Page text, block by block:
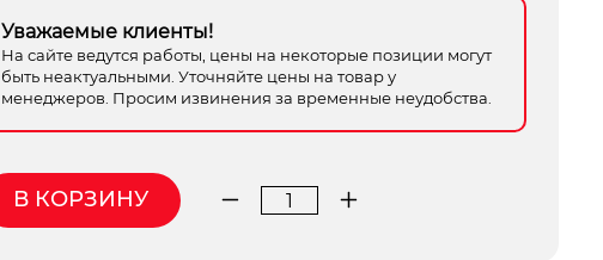
Уважаемые клиенты!
На сайте ведутся работы, цены на некоторые позиции могут
быть неактуальными. Уточняйте цены на товар у
менеджеров. Просим извинения за временные неудобства.
Количество
В КОРЗИНУ